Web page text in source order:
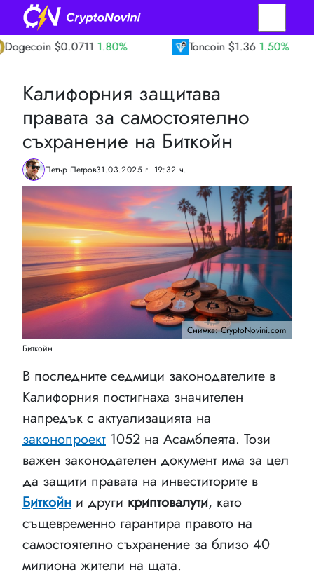
$0.0711 1.80% $1.36 1.50%
Калифорния защитава
правата за самостоятелно
съхранение на Биткойн
Петър Петров31.03.2025 г. 19:32 ч.
Снимка: CryptoNovini.com
Биткойн
В последните седмици законодателите в
Калифорния постигнаха значителен
напредък с актуализацията на
законопроект 1052 на Асамблеята. Този
важен законодателен документ има за цел
да защити правата на инвеститорите в
Биткойн и други криптовалути, като
същевременно гарантира правото на
самостоятелно съхранение за близо 40
милиона жители на щата.